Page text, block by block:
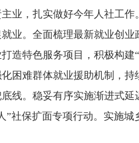
业，扎实做好今年人社工作
业。全面梳理最新就业创
造特色服务项目，积极构
困难群体就业援助机制，
线。稳妥有序实施渐进式
”社保扩面专项行动。实施